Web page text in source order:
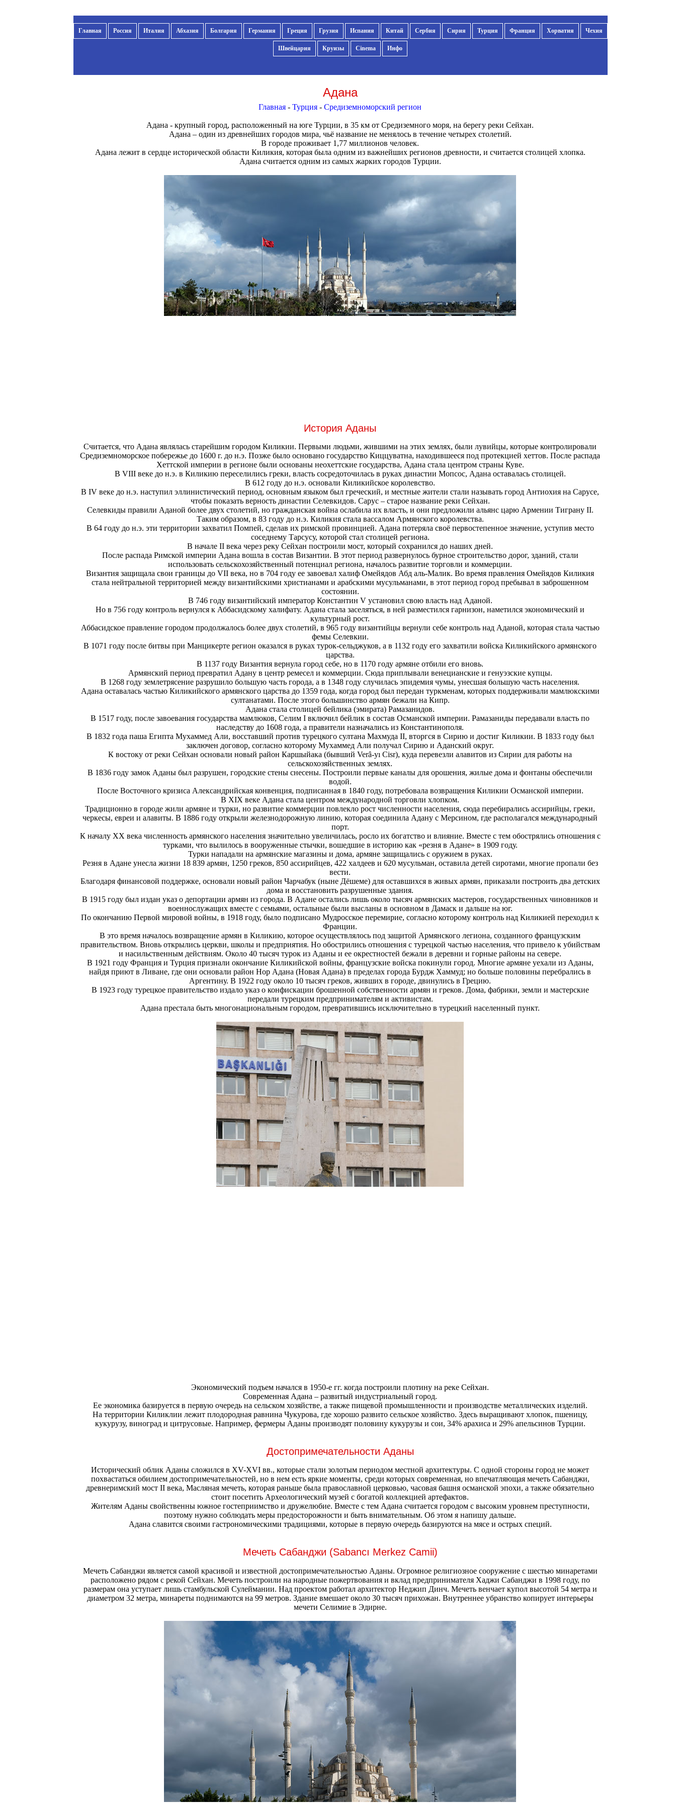
Главная Россия Италия Абхазия Болгария Германия Греция Грузия Испания Китай Сербия Сирия Турция Франция Хорватия Чехия
Швейцария Круизы Cinema Инфо
Адана
Главная -Турция -Средиземноморский регион
Адана - крупный город, расположенный на юге Турции, в 35 км от Средиземного моря, на берегу реки Сейхан.
Адана – один из древнейших городов мира, чьё название не менялось в течение четырех столетий.
В городе проживает 1,77 миллионов человек.
Адана лежит в сердце исторической области Киликия, которая была одним из важнейших регионов древности, и считается столицей хлопка.
Адана считается одним из самых жарких городов Турции.
История Аданы
Считается, что Адана являлась старейшим городом Киликии. Первыми людьми, жившими на этих землях, были лувийцы, которые контролировали
Средиземноморское побережье до 1600 г. до н.э. Позже было основано государство Киццуватна, находившееся под протекцией хеттов. После распада
Хеттской империи в регионе были основаны неохеттские государства, Адана стала центром страны Куве.
В VIII веке до н.э. в Киликию переселились греки, власть сосредоточилась в руках династии Мопсос, Адана оставалась столицей.
В 612 году до н.э. основали Киликийское королевство.
В IV веке до н.э. наступил эллинистический период, основным языком был греческий, и местные жители стали называть город Антиохия на Сарусе,
чтобы показать верность династии Селевкидов. Сарус – старое название реки Сейхан.
Селевкиды правили Аданой более двух столетий, но гражданская война ослабила их власть, и они предложили альянс царю Армении Тиграну II.
Таким образом, в 83 году до н.э. Киликия стала вассалом Армянского королевства.
В 64 году до н.э. эти территории захватил Помпей, сделав их римской провинцией. Адана потеряла своё первостепенное значение, уступив место
соседнему Тарсусу, которой стал столицей региона.
В начале II века через реку Сейхан построили мост, который сохранился до наших дней.
После распада Римской империи Адана вошла в состав Византии. В этот период развернулось бурное строительство дорог, зданий, стали
использовать сельскохозяйственный потенциал региона, началось развитие торговли и коммерции.
Византия защищала свои границы до VII века, но в 704 году ее завоевал халиф Омейядов Абд аль-Малик. Во время правления Омейядов Киликия
стала нейтральной территорией между византийскими христианами и арабскими мусульманами, в этот период город пребывал в заброшенном
состоянии.
В 746 году византийский император Константин V установил свою власть над Аданой.
Но в 756 году контроль вернулся к Аббасидскому халифату. Адана стала заселяться, в ней разместился гарнизон, наметился экономический и
культурный рост.
Аббасидское правление городом продолжалось более двух столетий, в 965 году византийцы вернули себе контроль над Аданой, которая стала частью
фемы Селевкии.
В 1071 году после битвы при Манцикерте регион оказался в руках турок-сельджуков, а в 1132 году его захватили войска Киликийского армянского
царства.
В 1137 году Византия вернула город себе, но в 1170 году армяне отбили его вновь.
Армянский период превратил Адану в центр ремесел и коммерции. Сюда приплывали венецианские и генуэзские купцы.
В 1268 году землетрясение разрушило большую часть города, а в 1348 году случилась эпидемия чумы, унесшая большую часть населения.
Адана оставалась частью Киликийского армянского царства до 1359 года, когда город был передан туркменам, которых поддерживали мамлюкскими
султанатами. После этого большинство армян бежали на Кипр.
Адана стала столицей бейлика (эмирата) Рамазанидов.
В 1517 году, после завоевания государства мамлюков, Селим I включил бейлик в состав Османской империи. Рамазаниды передавали власть по
наследству до 1608 года, а правители назначались из Константинополя.
В 1832 года паша Египта Мухаммед Али, восставший против турецкого султана Махмуда II, вторгся в Сирию и достиг Киликии. В 1833 году был
заключен договор, согласно которому Мухаммед Али получал Сирию и Аданский округ.
К востоку от реки Сейхан основали новый район Каршыйака (бывший Verȃ-yı Cisr), куда перевезли алавитов из Сирии для работы на
сельскохозяйственных землях.
В 1836 году замок Аданы был разрушен, городские стены снесены. Построили первые каналы для орошения, жилые дома и фонтаны обеспечили
водой.
После Восточного кризиса Александрийская конвенция, подписанная в 1840 году, потребовала возвращения Киликии Османской империи.
В XIX веке Адана стала центром международной торговли хлопком.
Традиционно в городе жили армяне и турки, но развитие коммерции повлекло рост численности населения, сюда перебирались ассирийцы, греки,
черкесы, евреи и алавиты. В 1886 году открыли железнодорожную линию, которая соединила Адану с Мерсином, где располагался международный
порт.
К началу XX века численность армянского населения значительно увеличилась, росло их богатство и влияние. Вместе с тем обострялись отношения с
турками, что вылилось в вооруженные стычки, вошедшие в историю как «резня в Адане» в 1909 году.
Турки нападали на армянские магазины и дома, армяне защищались с оружием в руках.
Резня в Адане унесла жизни 18 839 армян, 1250 греков, 850 ассирийцев, 422 халдеев и 620 мусульман, оставила детей сиротами, многие пропали без
вести.
Благодаря финансовой поддержке, основали новый район Чарчабук (ныне Дёшеме) для оставшихся в живых армян, приказали построить два детских
дома и восстановить разрушенные здания.
В 1915 году был издан указ о депортации армян из города. В Адане остались лишь около тысяч армянских мастеров, государственных чиновников и
военнослужащих вместе с семьями, остальные были высланы в основном в Дамаск и дальше на юг.
По окончанию Первой мировой войны, в 1918 году, было подписано Мудросское перемирие, согласно которому контроль над Киликией переходил к
Франции.
В это время началось возвращение армян в Киликию, которое осуществлялось под защитой Армянского легиона, созданного французским
правительством. Вновь открылись церкви, школы и предприятия. Но обострились отношения с турецкой частью населения, что привело к убийствам
и насильственным действиям. Около 40 тысяч турок из Аданы и ее окрестностей бежали в деревни и горные районы на севере.
В 1921 году Франция и Турция признали окончание Киликийской войны, французские войска покинули город. Многие армяне уехали из Аданы,
найдя приют в Ливане, где они основали район Нор Адана (Новая Адана) в пределах города Бурдж Хаммуд; но больше половины перебрались в
Аргентину. В 1922 году около 10 тысяч греков, живших в городе, двинулись в Грецию.
В 1923 году турецкое правительство издало указ о конфискации брошенной собственности армян и греков. Дома, фабрики, земли и мастерские
передали турецким предпринимателям и активистам.
Адана престала быть многонациональным городом, превратившись исключительно в турецкий населенный пункт.
Экономический подъем начался в 1950-е гг. когда построили плотину на реке Сейхан.
Современная Адана – развитый индустриальный город.
Ее экономика базируется в первую очередь на сельском хозяйстве, а также пищевой промышленности и производстве металлических изделий.
На территории Киликлии лежит плодородная равнина Чукурова, где хорошо развито сельское хозяйство. Здесь выращивают хлопок, пшеницу,
кукурузу, виноград и цитрусовые. Например, фермеры Аданы производят половину кукурузы и сои, 34% арахиса и 29% апельсинов Турции.
Достопримечательности Аданы
Исторический облик Аданы сложился в XV-XVI вв., которые стали золотым периодом местной архитектуры. С одной стороны город не может
похвастаться обилием достопримечательностей, но в нем есть яркие моменты, среди которых современная, но впечатляющая мечеть Сабанджи,
древнеримский мост II века, Масляная мечеть, которая раньше была православной церковью, часовая башня османской эпохи, а также обязательно
стоит посетить Археологический музей с богатой коллекцией артефактов.
Жителям Аданы свойственны южное гостеприимство и дружелюбие. Вместе с тем Адана считается городом с высоким уровнем преступности,
поэтому нужно соблюдать меры предосторожности и быть внимательным. Об этом я напишу дальше.
Адана славится своими гастрономическими традициями, которые в первую очередь базируются на мясе и острых специй.
Мечеть Сабанджи (Sabancı Merkez Camii)
Мечеть Сабанджи является самой красивой и известной достопримечательностью Аданы. Огромное религиозное сооружение с шестью минаретами
расположено рядом с рекой Сейхан. Мечеть построили на народные пожертвования и вклад предпринимателя Хаджи Сабанджи в 1998 году, по
размерам она уступает лишь стамбульской Сулеймании. Над проектом работал архитектор Неджип Динч. Мечеть венчает купол высотой 54 метра и
диаметром 32 метра, минареты поднимаются на 99 метров. Здание вмешает около 30 тысяч прихожан. Внутреннее убранство копирует интерьеры
мечети Селимие в Эдирне.